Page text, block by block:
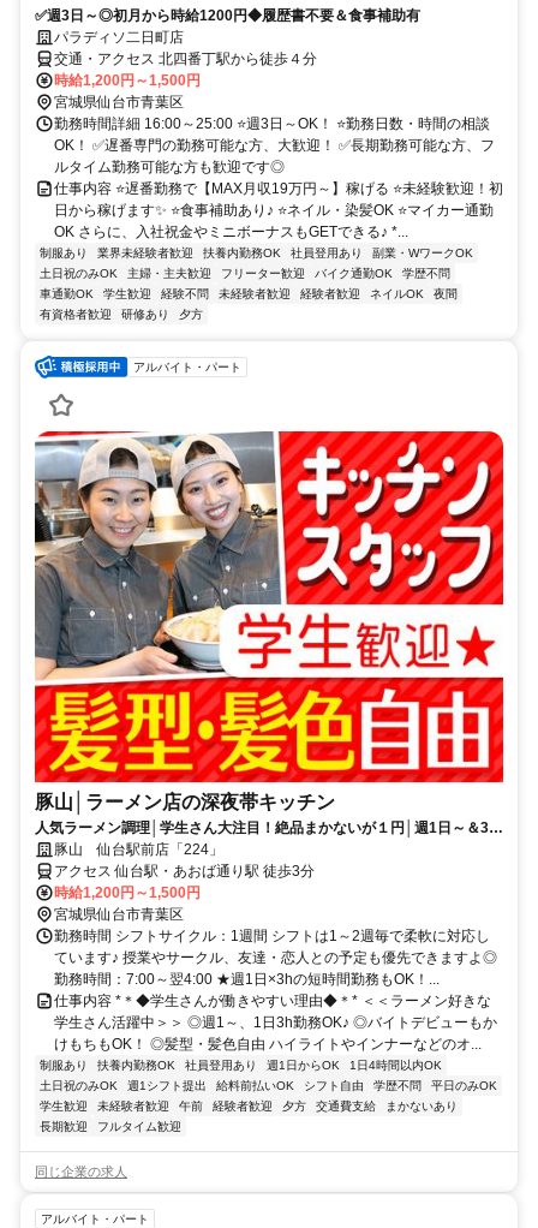
✅週3日～◎初月から時給1200円◆履歴書不要＆食事補助有
パラディソ二日町店
交通・アクセス 北四番丁駅から徒歩４分
時給1,200円～1,500円
宮城県仙台市青葉区
勤務時間詳細 16:00～25:00 ⭐週3日～OK！ ⭐勤務日数・時間の相談
OK！ ✅遅番専門の勤務可能な方、大歓迎！ ✅長期勤務可能な方、フ
ルタイム勤務可能な方も歓迎です◎
仕事内容 ⭐遅番勤務で【MAX月収19万円～】稼げる ⭐未経験歓迎！初
日から稼げます✨ ⭐食事補助あり♪ ⭐ネイル・染髪OK ⭐マイカー通勤
OK さらに、入社祝金やミニボーナスもGETできる♪ *...
制服あり 業界未経験者歓迎 扶養内勤務OK 社員登用あり
副業・WワークOK
土日祝のみOK
主婦・主夫歓迎 フリーター歓迎 バイク通勤OK
学歴不問
車通勤OK
学生歓迎 経験不問 未経験者歓迎 経験者歓迎 ネイルOK
夜間
有資格者歓迎
研修あり 夕方
アルバイト・パート
豚山│ラーメン店の深夜帯キッチン
人気ラーメン調理│学生さん大注目！絶品まかないが１円│週1日～＆3h
～│残業なし│髪色自由
豚山 仙台駅前店「224」
アクセス 仙台駅・あおば通り駅 徒歩3分
時給1,200円～1,500円
宮城県仙台市青葉区
勤務時間 シフトサイクル：1週間 シフトは1～2週毎で柔軟に対応し
ています♪ 授業やサークル、友達・恋人との予定も優先できますよ◎
勤務時間：7:00～翌4:00 ★週1日×3hの短時間勤務もOK！...
仕事内容 *＊◆学生さんが働きやすい理由◆＊* ＜＜ラーメン好きな
学生さん活躍中＞＞ ◎週1～、1日3h勤務OK♪ ◎バイトデビューもか
けもちもOK！ ◎髪型・髪色自由 ハイライトやインナーなどのオ...
制服あり 扶養内勤務OK 社員登用あり 週1日からOK
1日4時間以内OK
土日祝のみOK
週1シフト提出 給料前払いOK シフト自由 学歴不問
平日のみOK
学生歓迎
未経験者歓迎 午前 経験者歓迎 夕方 交通費支給
まかないあり
長期歓迎
フルタイム歓迎
同じ企業の求人
アルバイト・パート